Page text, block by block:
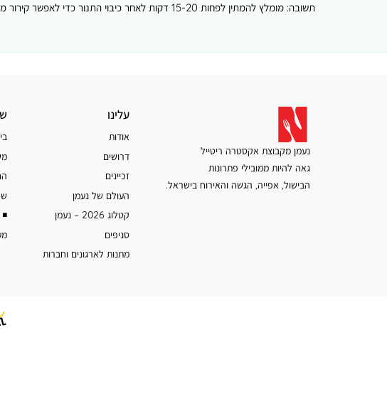
תשובה: מומלץ להמתין לפחות 15-20 דקות לאחר כיבוי התנור כדי לאפשר קירור מספק. אין למהר לנקות את התנור ישירות לאחר שימוש בטמפרטורה גבוהה. יש לאפשר זמן מספיק לקירור כדי למנוע כוויות.
נעמן מקבוצת אקסטרה ריטייל
גאה להיות ממובילי פתרונות
הבישול, אפייה, הגשה והאירוח בישראל.
עלינו
עלינו
אודות
דרושים
זכיינים
העולם של נעמן
קטלוג 2026 – נעמן
סניפים
מתנות לארגונים וחברות